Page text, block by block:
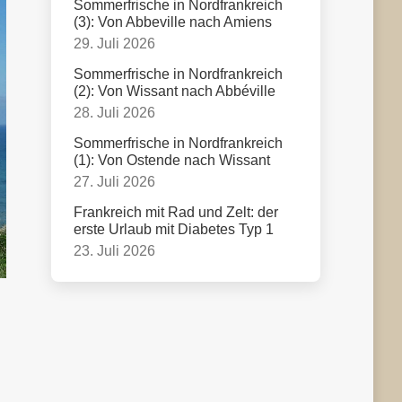
Sommerfrische in Nordfrankreich
(3): Von Abbeville nach Amiens
29. Juli 2026
Sommerfrische in Nordfrankreich
(2): Von Wissant nach Abbéville
28. Juli 2026
Sommerfrische in Nordfrankreich
(1): Von Ostende nach Wissant
27. Juli 2026
Frankreich mit Rad und Zelt: der
erste Urlaub mit Diabetes Typ 1
23. Juli 2026